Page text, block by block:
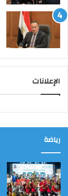
الإعلانات
رياضة